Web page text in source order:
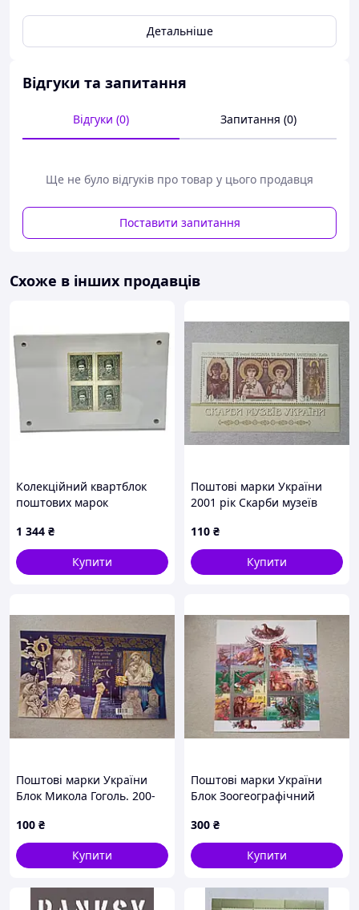
Поштові марки України
відмінному стані, без будь-яких дефектів.
Перед відправкою ми надійно упаковуємо марки у
пересиланні.
Дивіться тут всі наявні марки Пошти України.
Варіанти оплати:
- Пром-оплата,
- Післяплата Нової Пошти;
- На картку банка;
- На розрахунковий рахунок ФОПа по IBAN;
- Нова Пошта;
Детальніше
Відгуки та запитання
Відгуки (0) Запитання (0)
Ще не було відгуків про товар у цього продавця
Поставити запитання
Схоже в інших продавців
Колекційний квартблок
поштових марок
Республіки
1 344 ₴
Купити
Поштові марки України
2001 рік Скарби музеїв
Ханенків
110 ₴
Купити
Поштові марки України
Блок Микола Гоголь. 200-
2009 рік
100 ₴
Купити
Поштові марки України
Блок Зоогеографічний
300 ₴
Купити